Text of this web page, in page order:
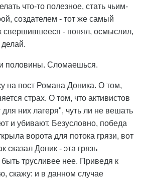
что-то полезное, стать чьим-
создателем - тот же самый
свершившееся - понял, осмыслил,
половины. Сломаешься.
на пост Романа Доника. О том,
страх. О том, что активистов
для них лагеря", чуть ли не вешать
и убивают. Безусловно, победа
ворота для потока грязи, вот
сказал Доник - эта грязь
быть трусливее нее. Приведя к
скажу: и в данном случае